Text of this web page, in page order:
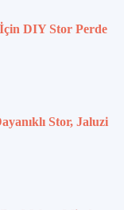
İçin DIY Stor Perde
Stor, Jaluzi